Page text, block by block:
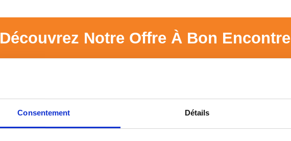
Consentement Détails
Découvrez Notre Offre À Bon Encontre